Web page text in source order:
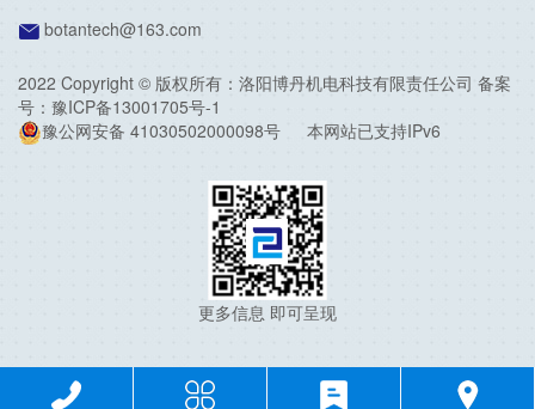
 botantech@163.com
2022 Copyright © 版权所有：洛阳博丹机电科技有限责任公司 备案
号：豫ICP备13001705号-1
豫公网安备 41030502000098号
本网站已支持IPv6
更多信息 即可呈现